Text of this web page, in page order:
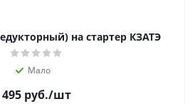
на стартер КЗАТЭ
Мало
495руб./шт